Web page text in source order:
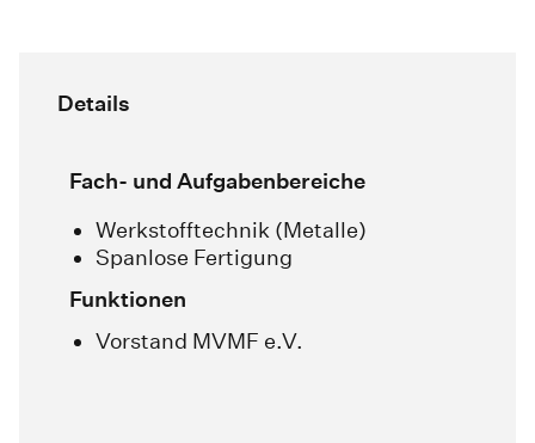
Details
Fach- und Aufgabenbereiche
Werkstofftechnik (Metalle)
Spanlose Fertigung
Funktionen
Vorstand MVMF e.V.